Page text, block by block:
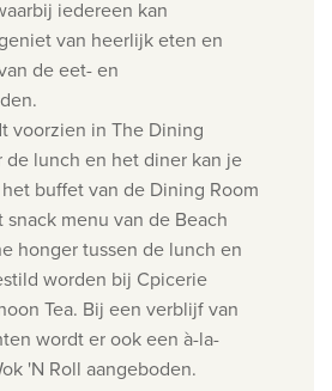
iedereen kan
van heerlijk eten en
de eet- en
voorzien in The Dining
de lunch en het diner kan je
buffet van de Dining Room
menu van de Beach
honger tussen de lunch en
worden bij Cpicerie
Tea. Bij een verblijf van
wordt er ook een à-la-
'N Roll aangeboden.